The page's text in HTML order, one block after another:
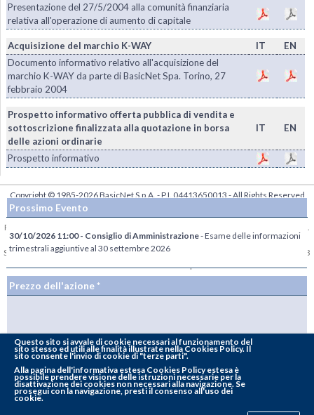
Presentazione del 27/5/2004 alla comunità finanziaria
relativa all'operazione di aumento di capitale
Acquisizione del marchio K-WAY IT
EN
Documento informativo relativo all'acquisizione del
marchio K-WAY da parte di BasicNet Spa. Torino, 27
febbraio 2004
Prospetto informativo offerta pubblica di vendita e
sottoscrizione finalizzata alla quotazione in borsa
delle azioni ordinarie
IT EN
Prospetto informativo
Prossimo Evento
30/10/2026 11:00 - Consiglio di Amministrazione- Esame delle informazioni
trimestrali aggiuntive al 30 settembre 2026
Prezzo dell'azione *
Totale azioni del Capitale Sociale: 54.000.000
Totale diritti di voto:78.872.426
Copyright © 1985-2026BasicNet S.p.A. - P.I. 04413650013 - All Rights Reserved
Per la diffusione e lo stoccaggio delle Informazioni Regolamentate, BasicNet S.p.A.
ha scelto di avvalersi del sistema 1INFO,www.1info.it, gestito da Computershare
S.p.A. avente sede in Milano, via Lorenzo Mascheroni 19 e autorizzato da CONSOB
Questo sito si avvale di cookie necessari al funzionamento del
sito stesso ed utili alle finalità illustrate nella Cookies Policy. Il
sito consente l'invio di cookie di "terze parti".
Alla pagina dell'informativa estesa Cookies Policy estesa è
possibile prendere visione delle istruzioni necessarie per la
disattivazione dei cookies non necessari alla navigazione. Se
prosegui con la navigazione, presti il consenso all'uso dei
cookie.